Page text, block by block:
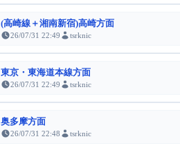
(高崎線＋湘南新宿)高崎方面
26/07/31 22:49 tsrknic
東京・東海道本線方面
26/07/31 22:49 tsrknic
奥多摩方面
26/07/31 22:48 tsrknic